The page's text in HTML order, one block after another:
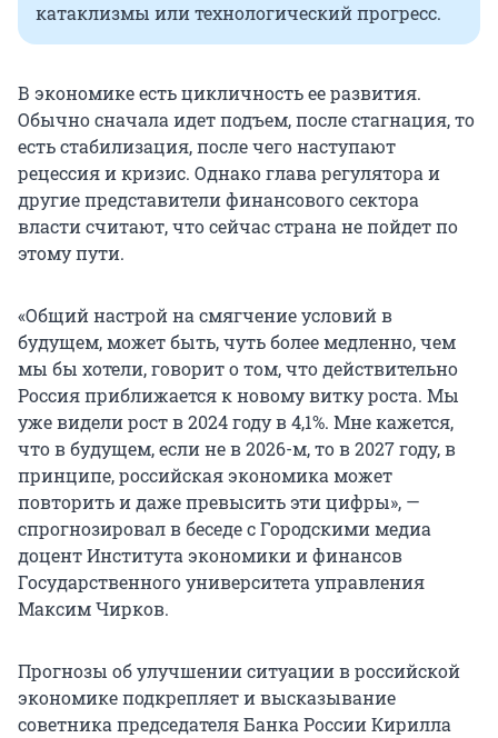
катаклизмы или технологический прогресс.
В экономике есть цикличность ее развития.
Обычно сначала идет подъем, после стагнация, то
есть стабилизация, после чего наступают
рецессия и кризис. Однако глава регулятора и
другие представители финансового сектора
власти считают, что сейчас страна не пойдет по
этому пути.
«Общий настрой на смягчение условий в
будущем, может быть, чуть более медленно, чем
мы бы хотели, говорит о том, что действительно
Россия приближается к новому витку роста. Мы
уже видели рост в 2024 году в 4,1%. Мне кажется,
что в будущем, если не в 2026-м, то в 2027 году, в
принципе, российская экономика может
повторить и даже превысить эти цифры», —
спрогнозировал в беседе с Городскими медиа
доцент Института экономики и финансов
Государственного университета управления
Максим Чирков.
Прогнозы об улучшении ситуации в российской
экономике подкрепляет и высказывание
советника председателя Банка России Кирилла